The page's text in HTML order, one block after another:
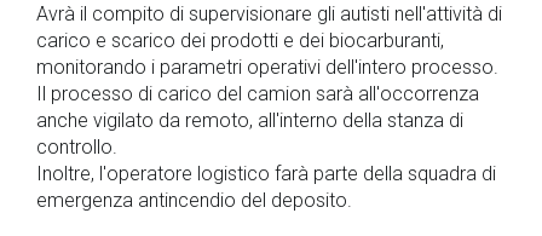
Avrà il compito di supervisionare gli autisti nell'attività di
carico e scarico dei prodotti e dei biocarburanti,
monitorando i parametri operativi dell'intero processo.
Il processo di carico del camion sarà all'occorrenza
anche vigilato da remoto, all'interno della stanza di
controllo.
Inoltre, l'operatore logistico farà parte della squadra di
emergenza antincendio del deposito.